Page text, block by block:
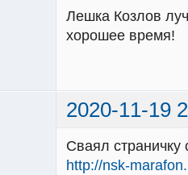
Лешка Козлов
хорошее время!
2020-11-19
Сваял страничку
http://nsk-